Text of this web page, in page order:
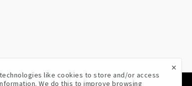
×
like cookies to store and/or access
We do this to improve browsing